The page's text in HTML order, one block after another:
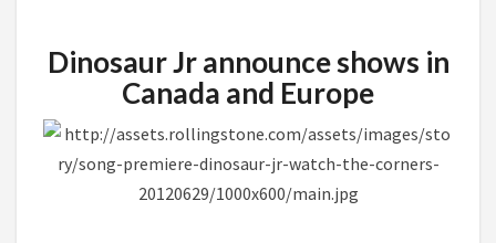
ESPAÑA)
Dinosaur Jr announce shows in
Canada and Europe